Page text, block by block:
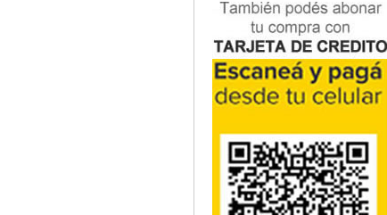
Oftalmología
Oncología / Cuidados Paliativos
Ortopedía / Traumatología
Osteopatía
Otorrinolaringología
Podología
Psicología
Psiquiatría
Química